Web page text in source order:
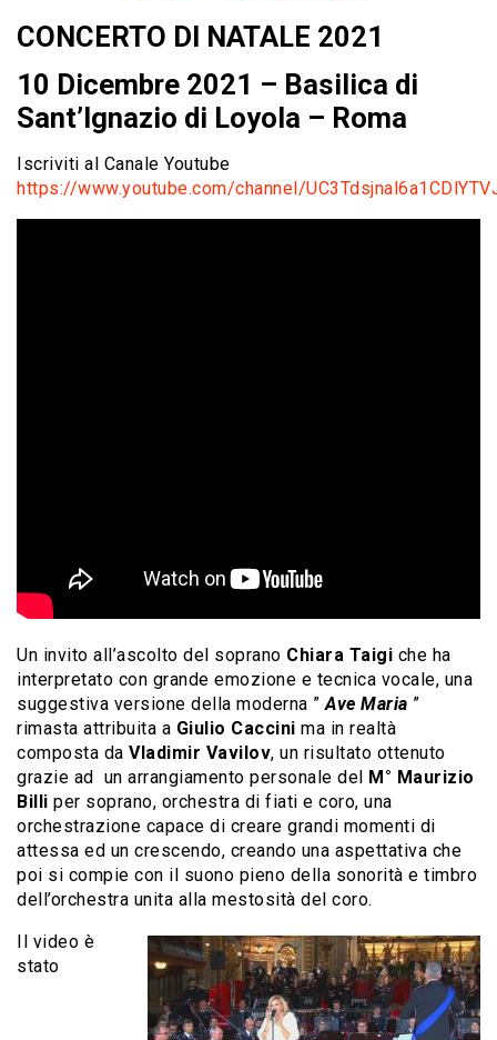
CONCERTO DI NATALE 2021
10 Dicembre 2021 – Basilica di
Sant’Ignazio di Loyola – Roma
Iscriviti al Canale Youtube
https://www.youtube.com/channel/
Un invito all’ascolto del soprano Chiara Taigi che ha
interpretato con grande emozione e tecnica vocale, una
suggestiva versione della moderna ”Ave Maria ”
rimasta attribuita a Giulio Caccini ma in realtà
composta da Vladimir Vavilov, un risultato ottenuto
grazie ad un arrangiamento personale del M° Maurizio
Billi per soprano, orchestra di fiati e coro, una
orchestrazione capace di creare grandi momenti di
attessa ed un crescendo, creando una aspettativa che
poi si compie con il suono pieno della sonorità e timbro
dell’orchestra unita alla mestosità del coro.
Il video è
stato